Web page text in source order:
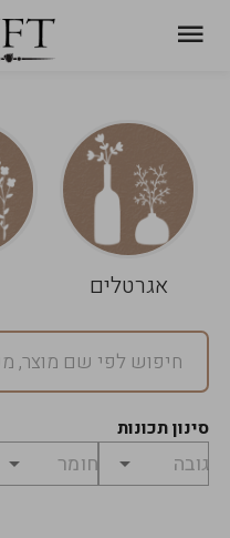
אגרטלים
סינון תכונות
עגלת
שלך
ניקוי
הסל
במארז
מחיר
לפני
₪0